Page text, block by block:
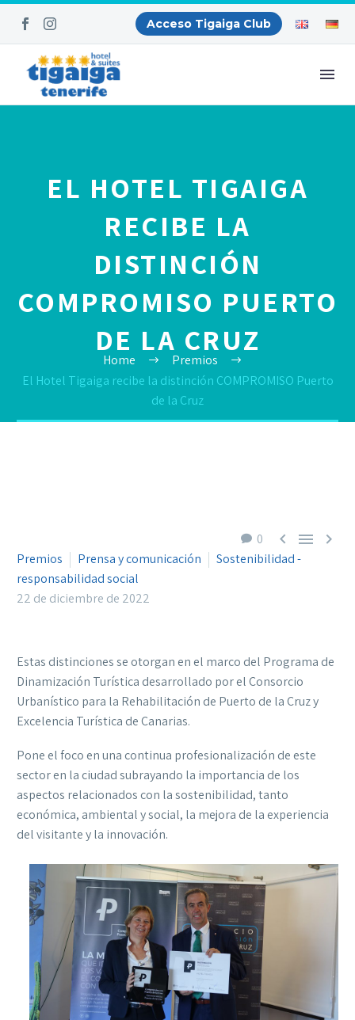
Acceso Tigaiga Club
EL HOTEL TIGAIGA
RECIBE LA
DISTINCIÓN
COMPROMISO PUERTO
DE LA CRUZ
Home
Premios
El Hotel Tigaiga recibe la distinción COMPROMISO Puerto
de la Cruz
0   
Premios Prensa y comunicación
Sostenibilidad -
responsabilidad social
22 de diciembre de 2022
Estas distinciones se otorgan en el marco del Programa de
Dinamización Turística desarrollado por el Consorcio
Urbanístico para la Rehabilitación de Puerto de la Cruz y
Excelencia Turística de Canarias.
Pone el foco en una continua profesionalización de este
sector en la ciudad subrayando la importancia de los
aspectos relacionados con la sostenibilidad, tanto
económica, ambiental y social, la mejora de la experiencia
del visitante y la innovación.